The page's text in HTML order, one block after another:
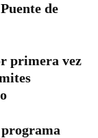
de
primera vez